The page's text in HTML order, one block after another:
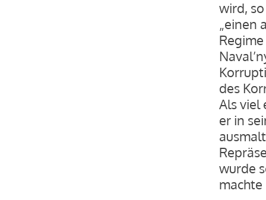
wird,
des
Als viel
er in
wurde